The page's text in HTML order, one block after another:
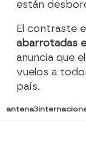
están
El contraste
abarrotadas
anuncia que
vuelos a
país.